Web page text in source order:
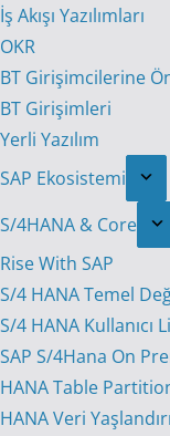
İş Akışı Yazılımları
OKR
BT Girişimcilerine
BT Girişimleri
Yerli Yazılım
SAP Ekosistemi
S/4HANA & Core
Rise With SAP
S/4 HANA Temel
S/4 HANA Kullanıcı
SAP S/4Hana On
HANA Table
HANA Veri